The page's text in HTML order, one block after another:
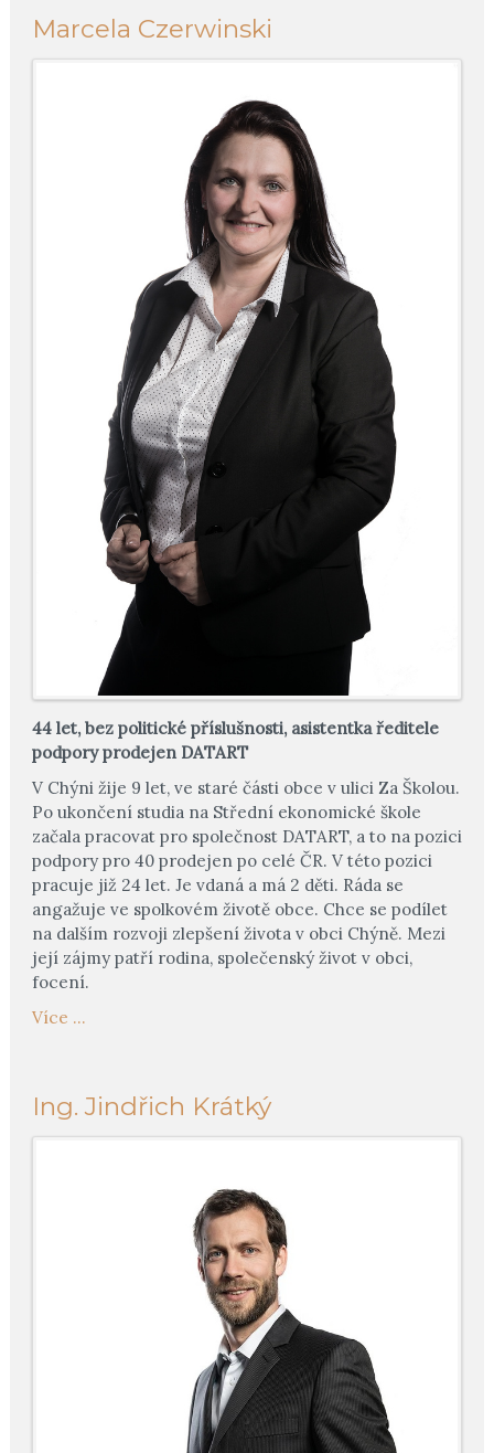
Marcela Czerwinski
44 let, bez politické příslušnosti, asistentka ředitele
podpory prodejen DATART
V Chýni žije 9 let, ve staré části obce v ulici Za Školou.
Po ukončení studia na Střední ekonomické škole
začala pracovat pro společnost DATART, a to na pozici
podpory pro 40 prodejen po celé ČR. V této pozici
pracuje již 24 let. Je vdaná a má 2 děti. Ráda se
angažuje ve spolkovém životě obce. Chce se podílet
na dalším rozvoji zlepšení života v obci Chýně. Mezi
její zájmy patří rodina, společenský život v obci,
focení.
Více ...
Ing. Jindřich Krátký